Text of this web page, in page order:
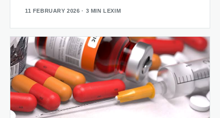
11 FEBRUARY 2026 · 3 MIN LEXIM